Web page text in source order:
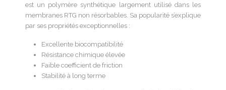
est un polymère synthétique largement utilisé dans les
membranes RTG non résorbables. Sa popularité s’explique
par ses propriétés exceptionnelles :
Excellente biocompatibilité
Résistance chimique élevée
Faible coefficient de friction
Stabilité à long terme